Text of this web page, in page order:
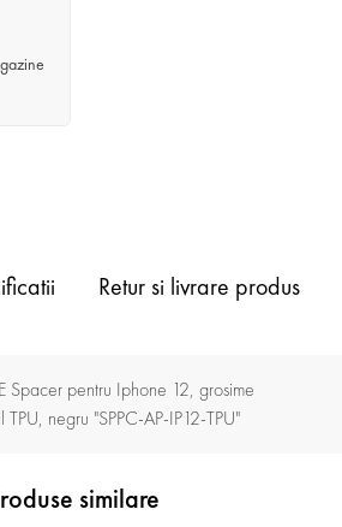
Retur si livrare produs
Spacer pentru Iphone 12, grosime
negru "SPPC-AP-IP12-TPU"
similare